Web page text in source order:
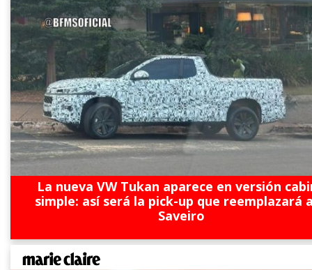
La nueva VW Tukan aparece en versión
simple: así será la pick-up que reemplazará
Saveiro